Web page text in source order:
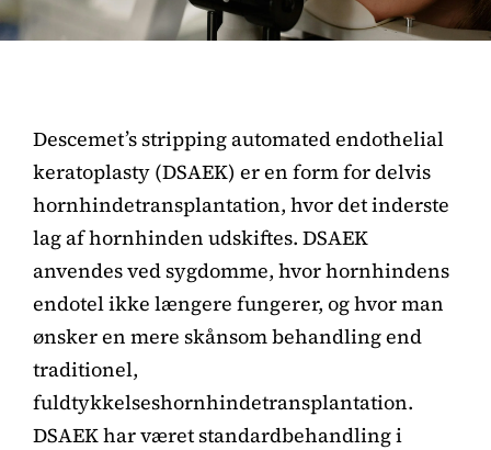
Descemet’s stripping automated endothelial
keratoplasty (DSAEK) er en form for delvis
hornhindetransplantation, hvor det inderste
lag af hornhinden udskiftes. DSAEK
anvendes ved sygdomme, hvor hornhindens
endotel ikke længere fungerer, og hvor man
ønsker en mere skånsom behandling end
traditionel,
fuldtykkelseshornhindetransplantation.
DSAEK har været standardbehandling i